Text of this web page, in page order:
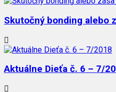
Skutočný bonding alebo
Aktuálne Dieťa č. 6 – 7/